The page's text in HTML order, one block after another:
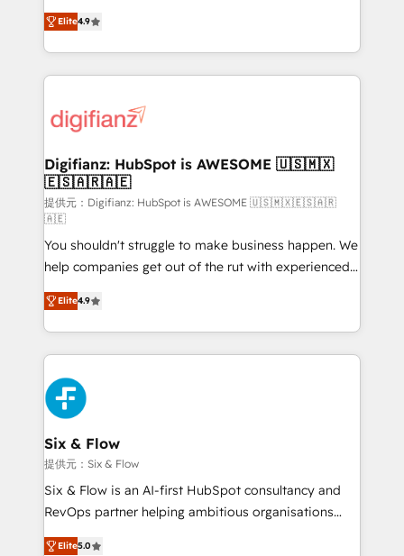
'𝗖𝗼𝗻𝘁𝗮𝗰𝘁 𝗯𝘂𝘀𝗶𝗻𝗲𝘀𝘀' button to get in touch (𝘸𝘦'𝘳𝘦
𝘴𝘶𝘱𝘦𝘳 𝘳𝘦𝘴𝘱𝘰𝘯𝘴𝘪𝘷𝘦)
HubSpot experts ready to help you. We can
implement the platform into complex business
environments, optimise what you've got and make
sure you can actually use it, build your website in
for you and execute it on HubSpot. We are on the
framework, meaning we've been accredited by
HubSpot and vetted by the CCS, which means we
can support public sector companies as well the
other ones listed in our profile. Our services: -
HubSpot implementation - HubSpot CMS website
build We can do lots of things. But everything we do
is there for you to: - Grow revenue, and run your
business more efficiently - Build stronger
relationships with customers - Make better
decisions with data - Find a new voice and reach
more people - Get the most out of your HubSpot
investment
Elite4.9
Digifianz: HubSpot is AWESOME 🇺🇸🇲🇽
🇪🇸🇦🇷🇦🇪
提供元：Digifianz: HubSpot is AWESOME 🇺🇸🇲🇽🇪🇸🇦🇷
🇦🇪
You shouldn't struggle to make business happen. We
help companies get out of the rut with experienced,
process-oriented teams implementing HubSpot
Marketing, Sales, Service, CMS and Operations Hub,
so selling and actually engaging with your customers
feels easy and pain-free. We are a top ranked
HubSpot Elite Partner, winner of Rookie of the Year
and Customer First Awards, 4.9/5 rating in HubSpot
Reviews and 4.9/5 rating in Clutch Reviews. Digifianz
helps the following industries: logistics & 3PL, home
improvement & construction, branding and
commercialization, real estate, health, education,
SaaS, Software Dev & IT and consulting, make the
the United States, EU, UAE, Mexico and Latin
Elite4.9
Six & Flow
提供元：Six & Flow
Six & Flow is an AI-first HubSpot consultancy and
RevOps partner helping ambitious organisations
grow with clarity, confidence, and intelligence.
Elite5.0